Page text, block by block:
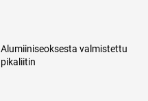
Alumiiniseoksesta valmistettu
pikaliitin